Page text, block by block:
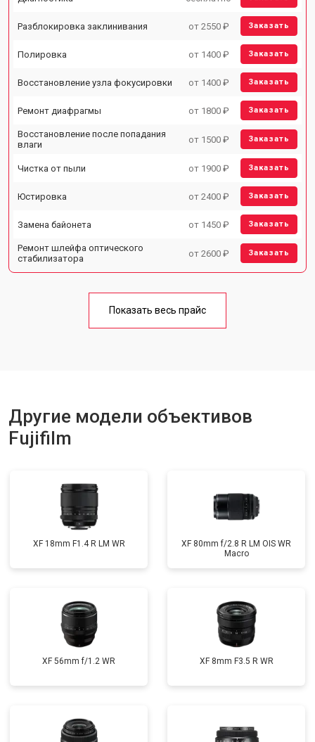
Разблокировка заклинивания от 2550 ₽ Заказать
Полировка от 1400 ₽ Заказать
Восстановление узла фокусировки от 1400 ₽ Заказать
Ремонт диафрагмы от 1800 ₽ Заказать
Восстановление после попадания
влаги
от 1500 ₽ Заказать
Чистка от пыли от 1900 ₽ Заказать
Юстировка от 2400 ₽ Заказать
Замена байонета от 1450 ₽ Заказать
Ремонт шлейфа оптического
стабилизатора
от 2600 ₽ Заказать
Показать весь прайс
Другие модели объективов
Fujifilm
XF 18mm F1.4 R LM WR
XF 80mm f/2.8 R LM OIS WR
Macro
XF 56mm f/1.2 WR XF 8mm F3.5 R WR